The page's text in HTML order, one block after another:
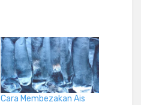
Cara Membezakan Ais